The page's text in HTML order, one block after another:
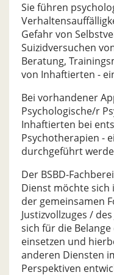
Sie führen
Gefahr von
Suizidversuchen
Beratung,
von Inhaftierten -
Bei vorhandener
Psychologische/r
Inhaftierten bei
Psychotherapien -
durchgeführt
Der BSBD-
Dienst möchte sich
der gemeinsamen
Justizvollzuges /
sich für die
einsetzen und
anderen Diensten
Perspektiven